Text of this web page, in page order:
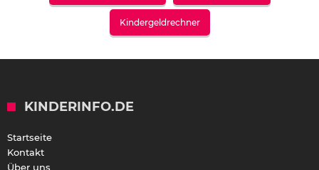
Kindergeldrechner
KINDERINFO.DE
Startseite
Kontakt
Über uns